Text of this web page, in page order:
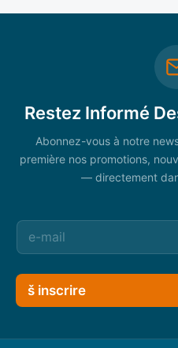
Restez Informé
Abonnez-vous à notre
première nos promotions,
— directement
š inscrire